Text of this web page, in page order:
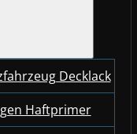
Decklack
Haftprimer